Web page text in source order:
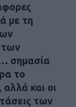
με τη
των
σημασία
το
και οι
των